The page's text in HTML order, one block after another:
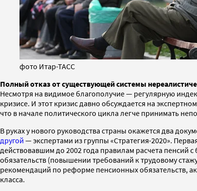
фото Итар-ТАСС
Полный отказ от существующей системы
Несмотря на видимое благополучие — регулярную
кризисе. И этот кризис давно обсуждается на
что в начале политического цикла легче принимать
В руках у нового руководства страны окажется два
другой — экспертами из группы «Стратегия-2020».
действовавшим до 2002 года правилам расчета
обязательств (повышении требований к трудовому
рекомендаций по реформе пенсионных обязательств,
класса.